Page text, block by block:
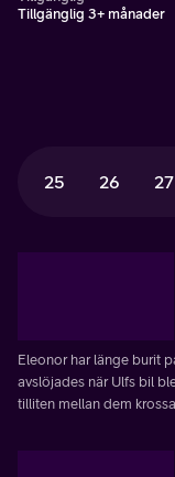
Tillgänglig 3+ månader
25 26 27
Eleonor har länge burit
avslöjades när Ulfs bil
tilliten mellan dem